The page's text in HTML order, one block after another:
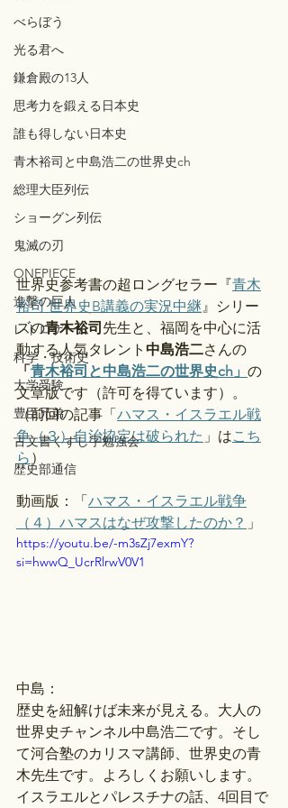
べらぼう
光る君へ
鎌倉殿の13人
思考力を鍛える日本史
誰も得しない日本史
青木裕司と中島浩二の世界史ch
総理大臣列伝
ショーグン列伝
鬼滅の刃
ONEPIECE
進撃の巨人
レトロゲーム
科学・技術史
大学受験
豊臣兄弟
古文書くずし字勉強会
歴史部通信
世界史参考書の超ロングセラー『青木
裕司 世界史B講義の実況中継』シリー
ズの青木裕司 先生と、福岡を中心に活
動する人気タレント 中島浩二さんの
「青木裕司と中島浩二の世界史ch」 の
文章版です（許可を得ています）。
（前回の記事「ハマス・イスラエル戦
争（３）自治協定は破られた 」はこち
ら ）
動画版：「ハマス・イスラエル戦争
（４）ハマスはなぜ攻撃したのか？ 」
https://youtu.be/-m3sZj7exmY?
si=hwwQ_UcrRlrwV0V1
中島：
歴史を紐解けば未来が見える。大人の
世界史チャンネル中島浩二です。そし
て河合塾のカリスマ講師、世界史の青
木先生です。よろしくお願いします。
イスラエルとパレスチナの話、4回目で